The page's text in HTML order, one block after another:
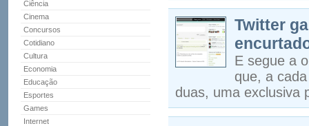
Ciência
Cinema
Concursos
Cotidiano
Cultura
Economia
Educação
Esportes
Games
Internet
Twitter
E segue a
que, a
duas, uma exclusiva